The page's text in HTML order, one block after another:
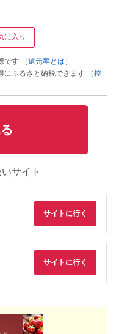
に入り
です
（還元率とは）
ふるさと納税できます
（控
サイト
サイトに行く
サイトに行く